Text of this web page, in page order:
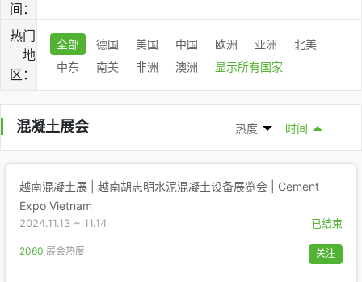
间：
热门
地
区：
全部 德国 美国 中国 欧洲 亚洲
北美
中东
南美 非洲 澳洲 显示所有国家
混凝土展会 热度 时间
越南混凝土展 | 越南胡志明水泥混凝土设备展览会 | Cement
Expo Vietnam
2024.11.13 ~ 11.14 已结束
2060 展会热度 关注